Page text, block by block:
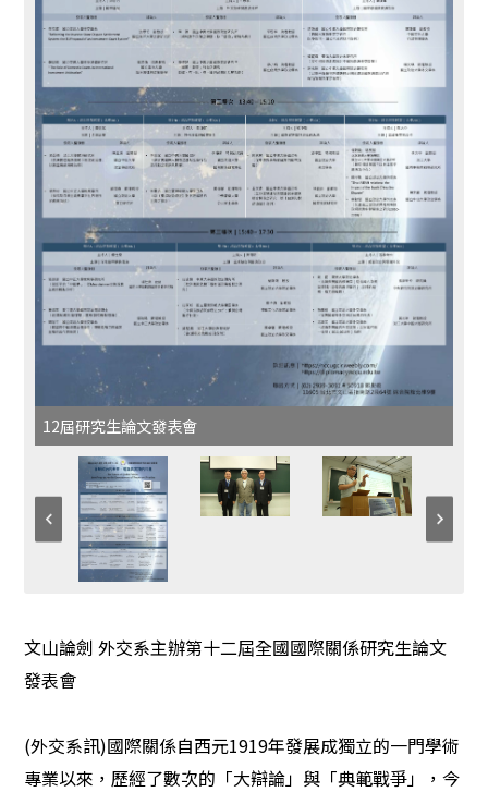
12屆研究生論文發表會
文山論劍 外交系主辦第十二屆全國國際關係研究生論文
發表會
(外交系訊)國際關係自西元1919年發展成獨立的一門學術
專業以來，歷經了數次的「大辯論」與「典範戰爭」，今